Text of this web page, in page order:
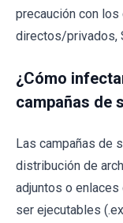
precaución con
directos/privados,
¿Cómo
campañas de
Las campañas de
distribución de
adjuntos o
ser ejecutables